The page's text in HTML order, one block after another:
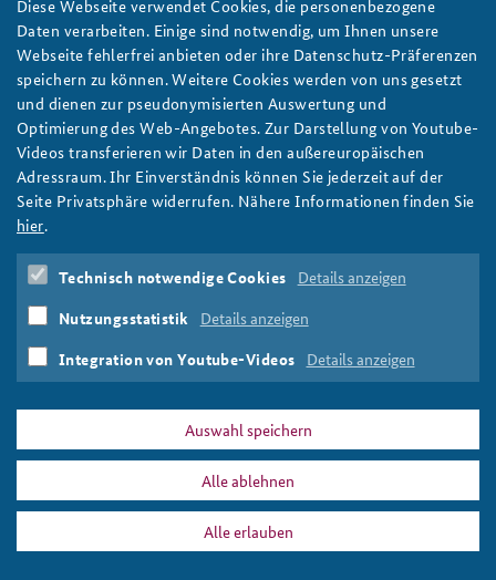
den Herausforderungen Pakistans wurden kurz dargelegt und
die Bedeutung einer globalen Vernetzung erörtert. Die
Delegationsmitglieder interessierten sich daher besonders für
die Rolle und den Einfluss der BAKS sowie die Vermittlung des
vernetzten Ansatzes an die heterogene Zielgruppe des Seminars
für Sicherheitspolitik. Aus Sicht der Besucher wäre eine Öffnung
des Seminars für Sicherheitspolitik auch für Länder außerhalb
NATO und EU eine logische Konsequenz.
AutorInnen:
Asien Pakistan
Print
DATA PRIVACY IMPRINT
Akademisches Gespräch mit Führungslehrgang der pakistanischen
„National Defence University“
Diese Webseite verwendet Cookies, die personenbezogene
Daten verarbeiten. Einige sind notwendig, um Ihnen unsere
Webseite fehlerfrei anbieten oder ihre Datenschutz-Präferenzen
speichern zu können. Weitere Cookies werden von uns gesetzt
und dienen zur pseudonymisierten Auswertung und
Optimierung des Web-Angebotes. Zur Darstellung von Youtube-
Videos transferieren wir Daten in den außereuropäischen
Adressraum. Ihr Einverständnis können Sie jederzeit auf der
Seite Privatsphäre widerrufen. Nähere Informationen finden Sie
hier.
Technisch notwendige Cookies Details anzeigen
Nutzungsstatistik Details anzeigen
Integration von Youtube-Videos Details anzeigen
Auswahl speichern
Alle ablehnen
Alle erlauben